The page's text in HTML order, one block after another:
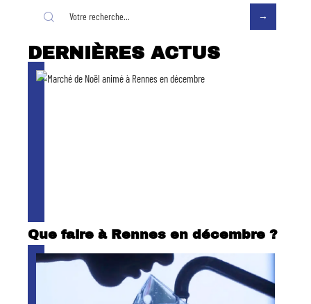
DERNIÈRES ACTUS
Que faire à Rennes en décembre ?